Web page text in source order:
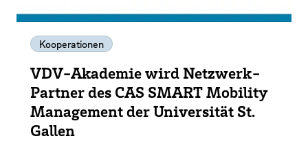
Kooperationen
VDV-Akademie wird Netzwerk-
Partner des CAS SMART Mobility
Management der Universität St.
Gallen